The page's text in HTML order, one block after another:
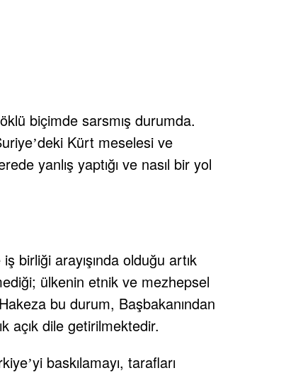
biçimde sarsmış durumda.
’deki Kürt meselesi ve
yanlış yaptığı ve nasıl bir yol
birliği arayışında olduğu artık
ülkenin etnik ve mezhepsel
bu durum, Başbakanından
açık dile getirilmektedir.
’yi baskılamayı, tarafları